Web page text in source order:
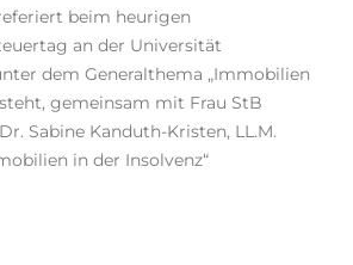
SEARCH
beim heurigen
an der Universität
dem Generalthema „Immobilien
gemeinsam mit Frau StB
Sabine Kanduth-Kristen, LL.M.
in der Insolvenz“